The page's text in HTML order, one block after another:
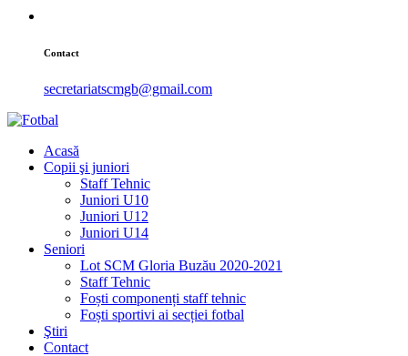
Contact
secretariatscmgb@gmail.com
Acasă
Copii şi juniori
Staff Tehnic
Juniori U10
Juniori U12
Juniori U14
Seniori
Lot SCM Gloria Buzău 2020-2021
Staff Tehnic
Foști componenți staff tehnic
Foști sportivi ai secției fotbal
Ştiri
Contact